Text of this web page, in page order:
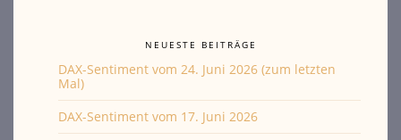
NEUESTE BEITRÄGE
DAX-Sentiment vom 24. Juni 2026 (zum letzten
Mal)
DAX-Sentiment vom 17. Juni 2026